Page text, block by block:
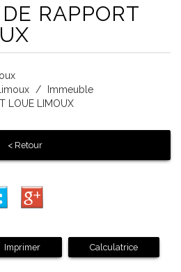
RAPPORT
Immeuble
LOUE LIMOUX
< Retour
Imprimer Calculatrice